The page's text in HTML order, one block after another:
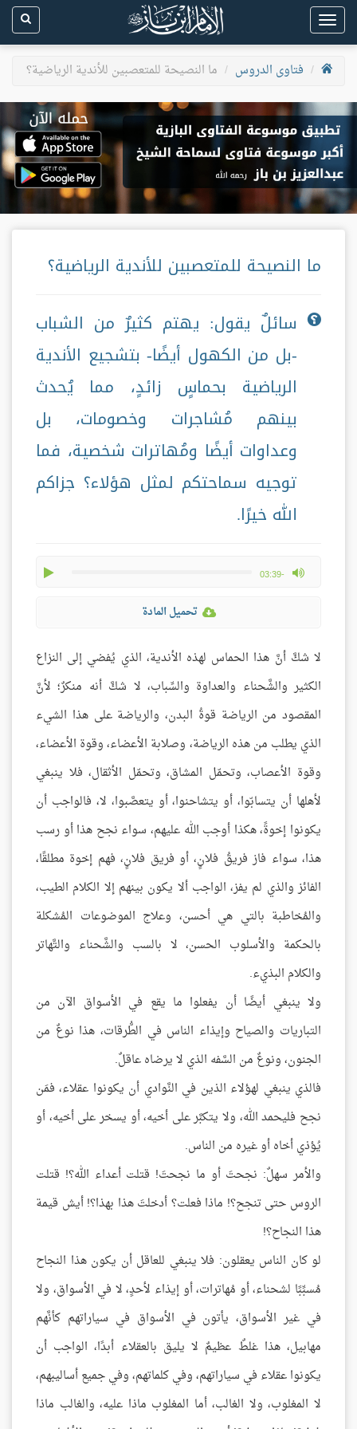
Toggle
navigation
فتاوى الدروس
ما النصيحة للمتعصبين للأندية الرياضية؟
ما النصيحة للمتعصبين للأندية الرياضية؟
سائلٌ يقول: يهتم كثيرٌ من الشباب
-بل من الكهول أيضًا- بتشجيع الأندية
الرياضية بحماسٍ زائدٍ، مما يُحدث
بينهم مُشاجرات وخصومات، بل
وعداوات أيضًا ومُهاترات شخصية، فما
توجيه سماحتكم لمثل هؤلاء؟ جزاكم
الله خيرًا.
-03:39
max volume
تحميل المادة
لا شكَّ أنَّ هذا الحماس لهذه الأندية، الذي يُفضي إلى النزاع
الكثير والشَّحناء والعداوة والسِّباب، لا شكَّ أنه منكرٌ؛ لأنَّ
المقصود من الرياضة قوةُ البدن، والرياضة على هذا الشيء
الذي يطلب من هذه الرياضة، وصلابة الأعضاء، وقوة الأعضاء،
وقوة الأعصاب، وتحمّل المشاق، وتحمّل الأثقال، فلا ينبغي
لأهلها أن يتسابّوا، أو يتشاحنوا، أو يتعصَّبوا، لا، فالواجب أن
يكونوا إخوةً، هكذا أوجب الله عليهم، سواء نجح هذا أو رسب
هذا، سواء فاز فريقُ فلانٍ، أو فريق فلانٍ، فهم إخوة مطلقًا،
الفائز والذي لم يفز، الواجب ألا يكون بينهم إلا الكلام الطيب،
والمُخاطبة بالتي هي أحسن، وعلاج الموضوعات المُشكلة
بالحكمة والأسلوب الحسن، لا بالسب والشَّحناء والتَّهاتر
والكلام البذيء.
ولا ينبغي أيضًا أن يفعلوا ما يقع في الأسواق الآن من
التباريات والصياح وإيذاء الناس في الطُّرقات، هذا نوعٌ من
الجنون، ونوعٌ من السَّفه الذي لا يرضاه عاقلٌ.
فالذي ينبغي لهؤلاء الذين في النَّوادي أن يكونوا عقلاء، فمَن
نجح فليحمد الله، ولا يتكبَّر على أخيه، أو يسخر على أخيه، أو
يُؤذي أخاه أو غيره من الناس.
والأمر سهلٌ: نجحتَ أو ما نجحتَ! قتلت أعداء الله؟! قتلت
الروس حتى تنجح؟! ماذا فعلت؟ أدخلتَ هذا بهذا؟! أيش قيمة
هذا النجاح؟!
لو كان الناس يعقلون: فلا ينبغي للعاقل أن يكون هذا النجاح
مُسبِّبًا لشحناء، أو مُهاترات، أو إيذاء لأحدٍ، لا في الأسواق، ولا
في غير الأسواق، يأتون في الأسواق في سياراتهم كأنَّهم
مهابيل، هذا غلطٌ عظيمٌ لا يليق بالعقلاء أبدًا، الواجب أن
يكونوا عقلاء في سياراتهم، وفي كلماتهم، وفي جميع أساليبهم،
لا المغلوب، ولا الغالب، أما المغلوب ماذا عليه، والغالب ماذا